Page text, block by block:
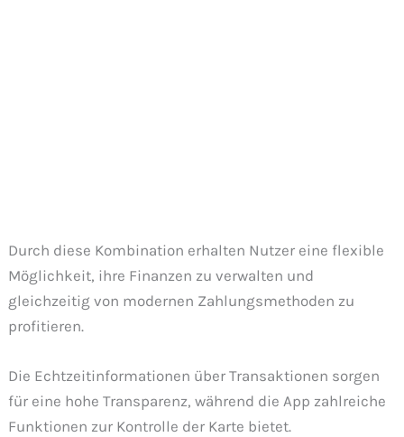
Durch diese Kombination erhalten Nutzer eine flexible
Möglichkeit, ihre Finanzen zu verwalten und
gleichzeitig von modernen Zahlungsmethoden zu
profitieren.
Die Echtzeitinformationen über Transaktionen sorgen
für eine hohe Transparenz, während die App zahlreiche
Funktionen zur Kontrolle der Karte bietet.